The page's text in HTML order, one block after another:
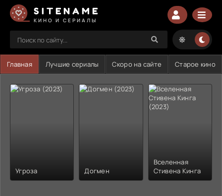
SITENAME
КИНО И СЕРИАЛЫ
Главная Лучшие сериалы Скоро на сайте Старое кино
Угроза Догмен
Вселенная
Стивена Кинга